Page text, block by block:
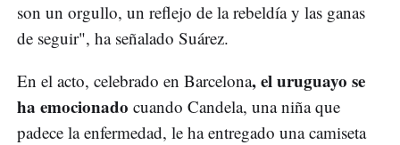
son un orgullo, un reflejo de la rebeldía y las ganas
de seguir", ha señalado Suárez.
En el acto, celebrado en Barcelona, el uruguayo se
ha emocionado cuando Candela, una niña que
padece la enfermedad, le ha entregado una camiseta